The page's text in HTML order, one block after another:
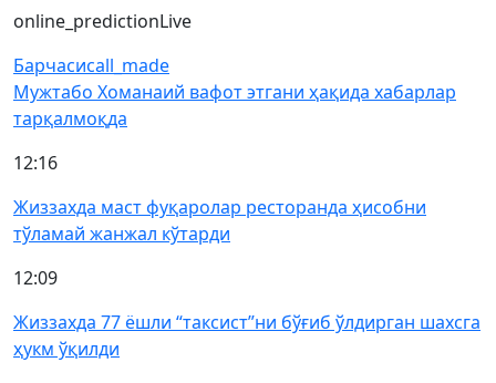
online_predictionLive
Барчасиcall_made
Мужтабо Хоманаий вафот этгани ҳақида хабарлар
тарқалмоқда
12:16
Жиззахда маст фуқаролар ресторанда ҳисобни
тўламай жанжал кўтарди
12:09
Жиззахда 77 ёшли “таксист”ни бўғиб ўлдирган шахсга
ҳукм ўқилди